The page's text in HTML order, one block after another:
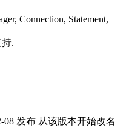
Connection, Statement,
.
08 发布 从该版本开始改名